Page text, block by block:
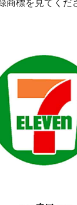
商標を見てくだ